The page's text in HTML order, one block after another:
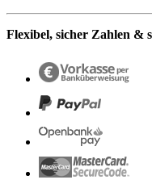
Flexibel, sicher Zahlen &